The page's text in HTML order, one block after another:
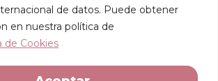
de datos. Puede obtener
en nuestra política de
de Cookies